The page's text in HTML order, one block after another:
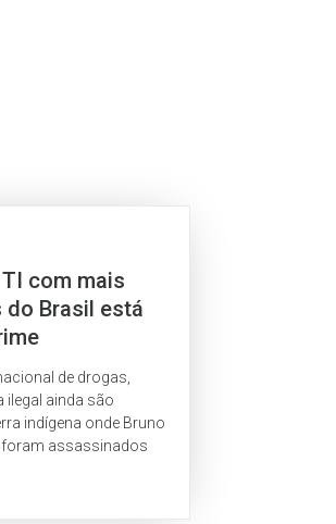
com mais
Brasil está
de drogas,
ilegal ainda são
indígena onde Bruno
foram assassinados